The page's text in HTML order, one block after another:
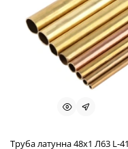
Труба латунна 48x1 Л63 L-